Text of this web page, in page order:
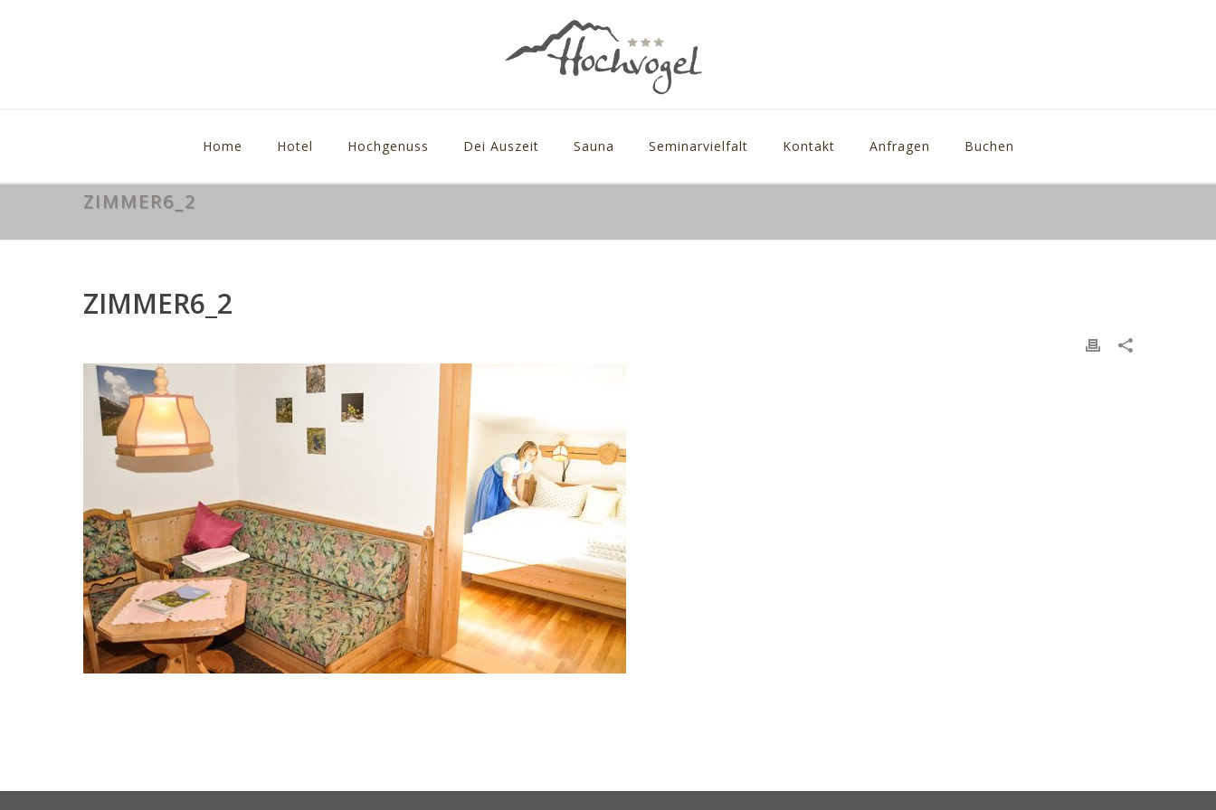
Home Hotel Hochgenuss Dei Auszeit Sauna Seminarvielfalt Kontakt Anfragen Buchen
ZIMMER6_2
ZIMMER6_2